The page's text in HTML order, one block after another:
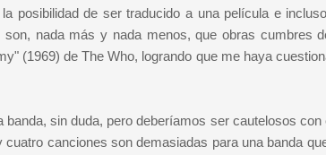
posibilidad de ser traducido a una película e
nada más y nada menos, que obras cumbres
(1969) de The Who, logrando que me haya
sin duda, pero deberíamos ser cautelosos con
canciones son demasiadas para una banda